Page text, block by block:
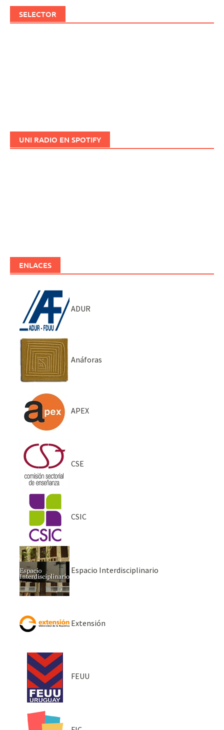
SELECTOR
UNI RADIO EN SPOTIFY
ENLACES
ADUR
Anáforas
APEX
CSE
CSIC
Espacio Interdisciplinario
Extensión
FEUU